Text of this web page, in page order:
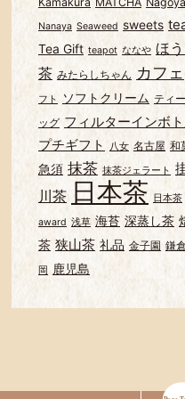
Nanaya Seaweed sweets
Tea Gift teapot ななや ほ
茶 みたらしちゃん カフェ
フト ソフトクリーム ティ
ッグ フィルターインボ
プチギフト
八女 名古屋 和
急須 抹茶 抹茶ジェラート
川茶 日本茶 日本茶
award 浅草 海苔 深蒸し茶
茶 狭山茶 礼品 金子園 鎌
岡 鹿児島